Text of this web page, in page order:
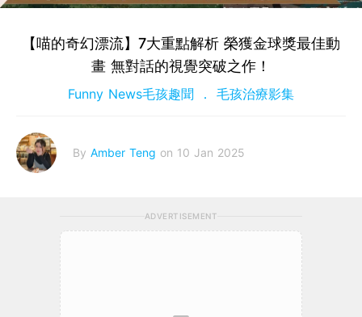
【喵的奇幻漂流】7大重點解析 榮獲金球獎最佳動
畫 無對話的視覺突破之作！
Funny News毛孩趣聞 毛孩治療影集
By Amber Teng on 10 Jan 2025
ADVERTISEMENT